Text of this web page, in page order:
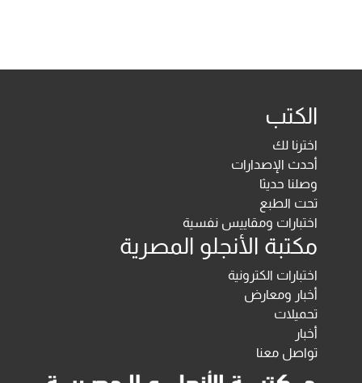
الكتب
اخترنا لك
أحدث الإصدارات
وصلنا حديثا
تحت الطبع
اختبارات ومقاييس نفسية
مكتبة الأنجلو المصرية
اختبارات الكترونية
أخبار ومعارض
تحميلات
أخبار
تواصل معنا